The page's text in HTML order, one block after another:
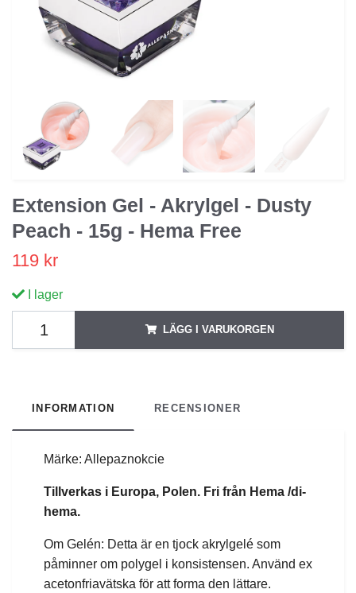
Extension Gel - Akrylgel - Dusty
Peach - 15g - Hema Free
119 kr
I lager
LÄGG I VARUKORGEN
INFORMATION RECENSIONER
Märke: Allepaznokcie
Tillverkas i Europa, Polen. Fri från Hema /di-
hema.
Om Gelén: Detta är en tjock akrylgelé som
påminner om polygel i konsistensen. Använd ex
acetonfriavätska för att forma den lättare.